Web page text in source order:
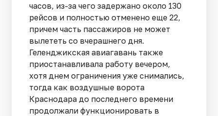
часов, из-за чего задержано около 130
рейсов и полностью отменено еще 22,
причем часть пассажиров не может
вылететь со вчерашнего дня.
Геленджикская авиагавань также
приостанавливала работу вечером,
хотя днем ограничения уже снимались,
тогда как воздушные ворота
Краснодара до последнего времени
продолжали функционировать в